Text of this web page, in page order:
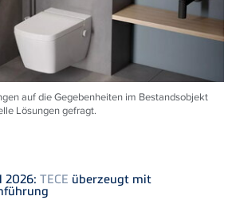
auf die Gegebenheiten im Bestandsobjekt
Lösungen gefragt.
2026: TECE überzeugt mit